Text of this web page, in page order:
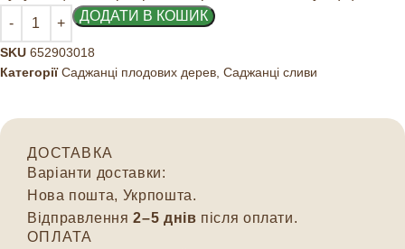
ДОДАТИ В КОШИК
SKU 652903018
Категорії Саджанці плодових дерев Саджанці сливи
ДОСТАВКА
Варіанти доставки:
Нова пошта, Укрпошта.
Відправлення2–5 днів після оплати.
ОПЛАТА